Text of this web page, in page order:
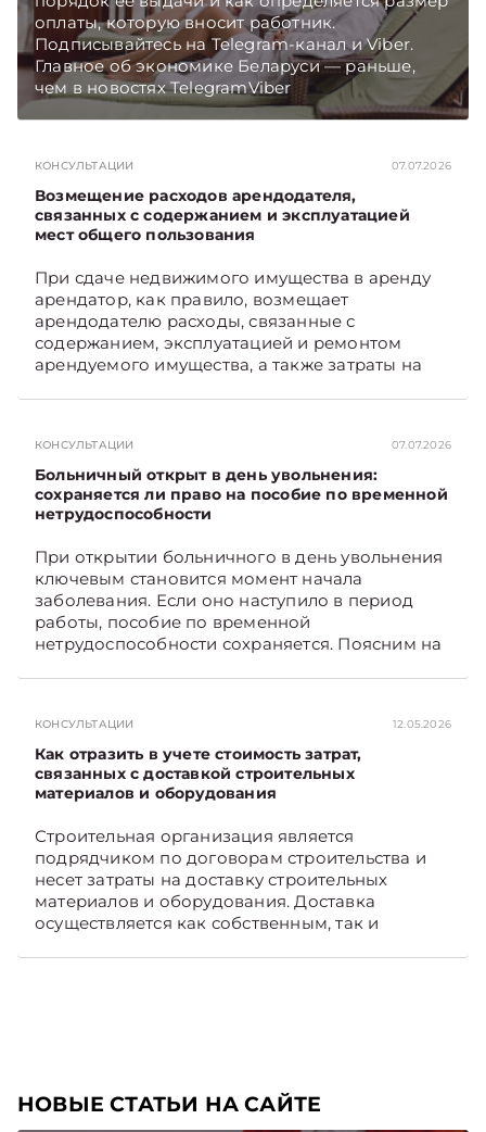
оплаты, которую вносит работник.
Подписывайтесь на Telegram‑канал и Viber.
Главное об экономике Беларуси — раньше,
чем в новостях TelegramViber
КОНСУЛЬТАЦИИ 07.07.2026
Возмещение расходов арендодателя,
связанных с содержанием и эксплуатацией
мест общего пользования
При сдаче недвижимого имущества в аренду
арендатор, как правило, возмещает
арендодателю расходы, связанные с
содержанием, эксплуатацией и ремонтом
арендуемого имущества, а также затраты на
связанных с содержанием и эксплуатацией
мест общего пользования, в частности –
контрольно-­пропускного пункта? Рассмотрим
порядок их распределения. Подписывайтесь
экономике Беларуси — раньше, чем в новостях
TelegramViber
КОНСУЛЬТАЦИИ 07.07.2026
Больничный открыт в день увольнения:
сохраняется ли право на пособие по временной
нетрудоспособности
При открытии больничного в день увольнения
ключевым становится момент начала
заболевания. Если оно наступило в период
работы, пособие по временной
нетрудоспособности сохраняется. Поясним на
КОНСУЛЬТАЦИИ 12.05.2026
Как отразить в учете стоимость затрат,
связанных с доставкой строительных
материалов и оборудования
Строительная организация является
подрядчиком по договорам строительства и
несет затраты на доставку строительных
материалов и оборудования. Доставка
осуществляется как собственным, так и
НОВЫЕ СТАТЬИ НА САЙТЕ